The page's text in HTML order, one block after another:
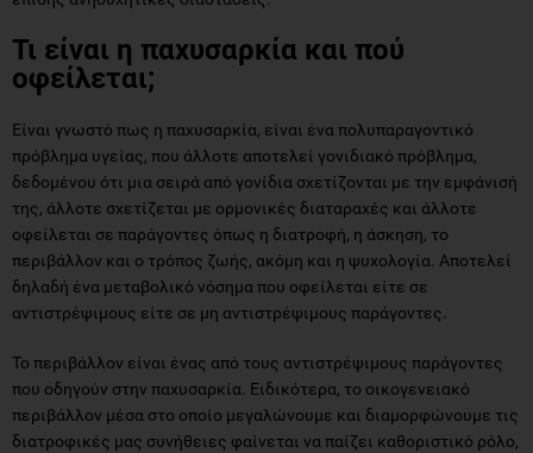
Τι είναι η παχυσαρκία και πού
οφείλεται;
Είναι γνωστό πως η παχυσαρκία, είναι ένα πολυπαραγοντικό
πρόβλημα υγείας, που άλλοτε αποτελεί γονιδιακό πρόβλημα,
δεδομένου ότι μια σειρά από γονίδια σχετίζονται με την εμφάνισή
της, άλλοτε σχετίζεται με ορμονικές διαταραχές και άλλοτε
οφείλεται σε παράγοντες όπως η διατροφή, η άσκηση, το
περιβάλλον και ο τρόπος ζωής, ακόμη και η ψυχολογία. Αποτελεί
δηλαδή ένα μεταβολικό νόσημα που οφείλεται είτε σε
αντιστρέψιμους είτε σε μη αντιστρέψιμους παράγοντες.
Το περιβάλλον είναι ένας από τους αντιστρέψιμους παράγοντες
που οδηγούν στην παχυσαρκία. Ειδικότερα, το οικογενειακό
περιβάλλον μέσα στο οποίο μεγαλώνουμε και διαμορφώνουμε τις
διατροφικές μας συνήθειες φαίνεται να παίζει καθοριστικό ρόλο,